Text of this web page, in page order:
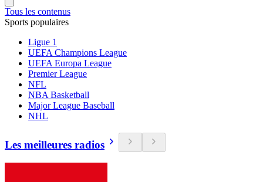
Tous les contenus
Sports populaires
Ligue 1
UEFA Champions League
UEFA Europa League
Premier League
NFL
NBA Basketball
Major League Baseball
NHL
Les meilleures radios